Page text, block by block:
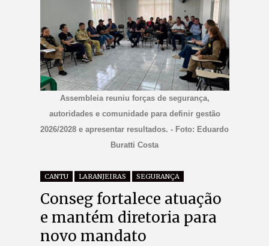
Assembleia reuniu forças de segurança,
autoridades e comunidade para definir gestão
2026/2028 e apresentar resultados. - Foto: Eduardo
Buratti Costa
CANTU LARANJEIRAS SEGURANÇA
Conseg fortalece atuação
e mantém diretoria para
novo mandato